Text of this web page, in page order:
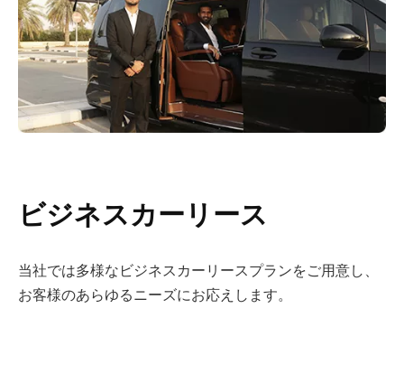
ビジネスカーリース
当社では多様なビジネスカーリースプランをご用意し、
お客様のあらゆるニーズにお応えします。